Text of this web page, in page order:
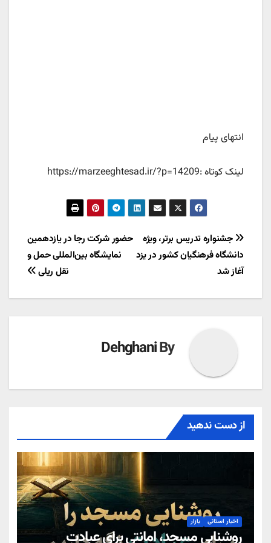
انتهای پیام
لینک کوتاه :https://marzeeghtesad.ir/?p=14209
راهبری
نوشته
حضور شرکت رجا در یازدهمین
نمایشگاه بین‌المللی حمل و
نقل ریلی
‌جشنواره تدریس برتر، ویژه
دانشگاه فرهنگیان کشور در یزد
آغاز شد
By
Dehghani
از دست ندهید
اخبار استانی بازار
روشنایی مسجد، امانتی برای عبادت